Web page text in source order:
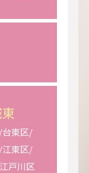
東区/
東区/
戸川区